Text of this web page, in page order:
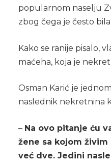
popularnom naselju
zbog čega je često
Kako se ranije pisalo,
maćeha, koja je
Osman Karić je
naslednik nekretnina
– Na ovo pitanje ću
žene sa kojom
već dve. Jedini